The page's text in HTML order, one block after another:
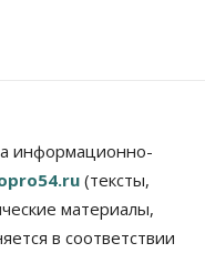
разрешение на
информационно-
(тексты,
материалы,
в соответствии